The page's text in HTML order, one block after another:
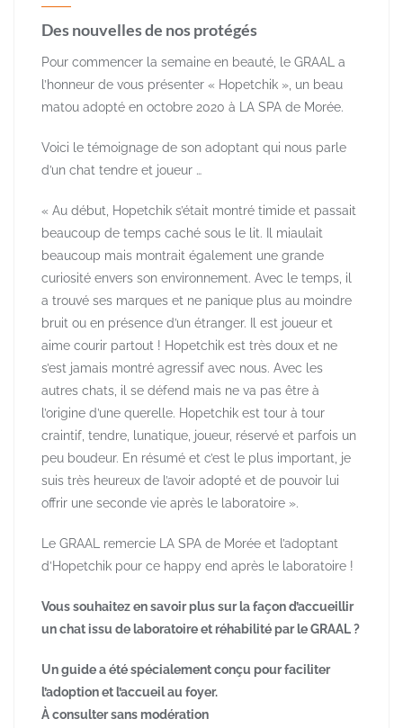
Des nouvelles de nos protégés
Pour commencer la semaine en beauté, le GRAAL a
l’honneur de vous présenter « Hopetchik », un beau
matou adopté en octobre 2020 à LA SPA de Morée.
Voici le témoignage de son adoptant qui nous parle
d’un chat tendre et joueur …
« Au début, Hopetchik s’était montré timide et passait
beaucoup de temps caché sous le lit. Il miaulait
beaucoup mais montrait également une grande
curiosité envers son environnement. Avec le temps, il
a trouvé ses marques et ne panique plus au moindre
bruit ou en présence d’un étranger. Il est joueur et
aime courir partout ! Hopetchik est très doux et ne
s’est jamais montré agressif avec nous. Avec les
autres chats, il se défend mais ne va pas être à
l’origine d’une querelle. Hopetchik est tour à tour
craintif, tendre, lunatique, joueur, réservé et parfois un
peu boudeur. En résumé et c’est le plus important, je
suis très heureux de l’avoir adopté et de pouvoir lui
offrir une seconde vie après le laboratoire ».
Le GRAAL remercie LA SPA de Morée et l’adoptant
d’Hopetchik pour ce happy end après le laboratoire !
Vous souhaitez en savoir plus sur la façon d’accueillir
un chat issu de laboratoire et réhabilité par le GRAAL ?
Un guide a été spécialement conçu pour faciliter
l’adoption et l’accueil au foyer.
À consulter sans modération